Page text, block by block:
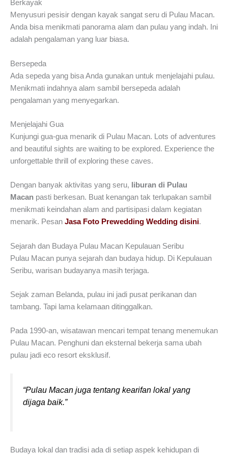
Berkayak
Menyusuri pesisir dengan kayak sangat seru di Pulau Macan.
Anda bisa menikmati panorama alam dan pulau yang indah. Ini
adalah pengalaman yang luar biasa.
Bersepeda
Ada sepeda yang bisa Anda gunakan untuk menjelajahi pulau.
Menikmati indahnya alam sambil bersepeda adalah
pengalaman yang menyegarkan.
Menjelajahi Gua
Kunjungi gua-gua menarik di Pulau Macan. Lots of adventures
and beautiful sights are waiting to be explored. Experience the
unforgettable thrill of exploring these caves.
Dengan banyak aktivitas yang seru,
liburan di Pulau
Macan pasti berkesan. Buat kenangan tak terlupakan sambil
menikmati keindahan alam and partisipasi dalam kegiatan
menarik. Pesan Jasa Foto Prewedding Wedding disini.
Sejarah dan Budaya Pulau Macan Kepulauan Seribu
Pulau Macan punya sejarah dan budaya hidup. Di Kepulauan
Seribu, warisan budayanya masih terjaga.
Sejak zaman Belanda, pulau ini jadi pusat perikanan dan
tambang. Tapi lama kelamaan ditinggalkan.
Pada 1990-an, wisatawan mencari tempat tenang menemukan
Pulau Macan. Penghuni dan eksternal bekerja sama ubah
pulau jadi eco resort eksklusif.
“Pulau Macan juga tentang kearifan lokal yang
dijaga baik.”
Budaya lokal dan tradisi ada di setiap aspek kehidupan di